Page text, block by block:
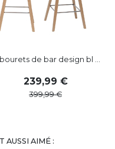
de bar design bl ...
239,99
399,99
AUSSI AIMÉ :